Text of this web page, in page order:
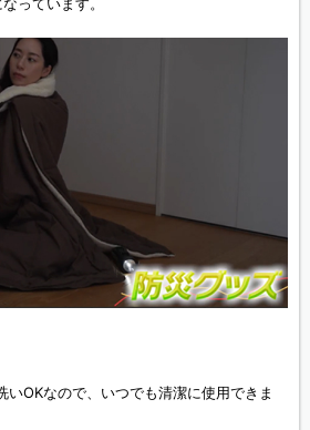
いOKなので、いつでも清潔に使用できま